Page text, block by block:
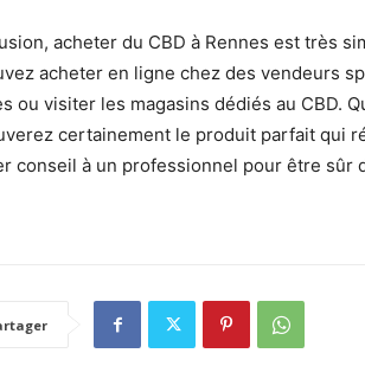
acheter du CBD à Rennes est très
acheter en ligne chez des vendeurs
ou visiter les magasins dédiés au CBD.
certainement le produit parfait qui
conseil à un professionnel pour être sûr